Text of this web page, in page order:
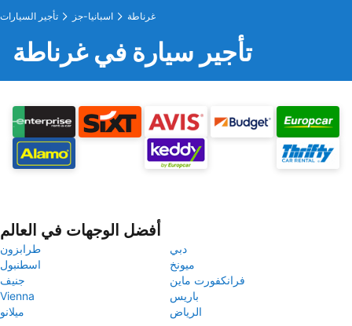
تأجير السيارات اسبانيا-جز غرناطة
تأجير سيارة في غرناطة
أفضل الوجهات في العالم
طرابزون
دبي
اسطنبول
ميونخ
جنيف
فرانكفورت ماين
Vienna
باريس
ميلانو
الرياض